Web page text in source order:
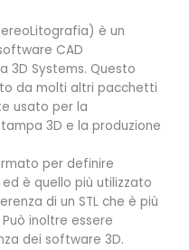
è un
CAD
Systems. Questo
da molti altri pacchetti
usato per la
3D e la produzione
per definire
è quello più utilizzato
di un STL che è più
inoltre essere
dei software 3D.